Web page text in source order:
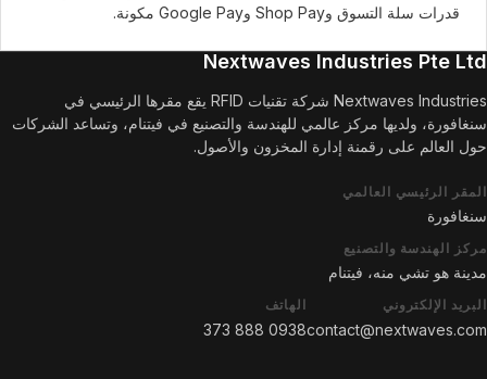
قدرات سلة التسوق وShop Pay وGoogle Pay مكونة.
Nextwaves Industries Pte Ltd
Nextwaves Industries شركة تقنيات RFID يقع مقرها الرئيسي في
سنغافورة، ولديها مركز عالمي للهندسة والتصنيع في فيتنام، وتساعد الشركات
حول العالم على رقمنة إدارة المخزون والأصول.
المقر الرئيسي العالمي
سنغافورة
مركز الهندسة والتصنيع
مدينة هو تشي منه، فيتنام
البريد الإلكتروني
contact@nextwaves.com
الهاتف
0938 888 373